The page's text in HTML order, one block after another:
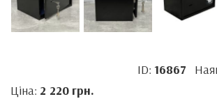
ID: 16867
Ціна: 2 220 грн.